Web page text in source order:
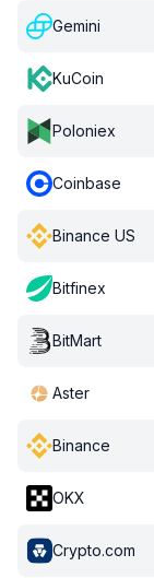
Gemini
KuCoin
Poloniex
Coinbase
Binance US
Bitfinex
BitMart
Aster
Binance
OKX
Crypto.com